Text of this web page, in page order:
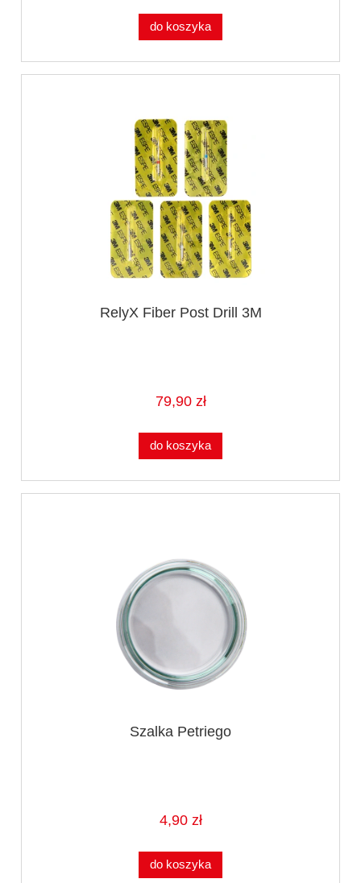
do koszyka
RelyX Fiber Post Drill 3M
79,90 zł
do koszyka
Szalka Petriego
4,90 zł
do koszyka